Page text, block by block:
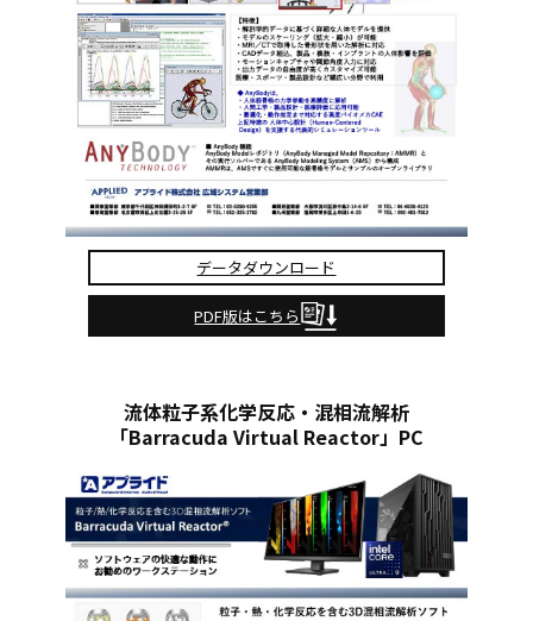
データダウンロード
PDF版はこちら
流体粒子系化学反応・混相流解析
「Barracuda Virtual Reactor」PC